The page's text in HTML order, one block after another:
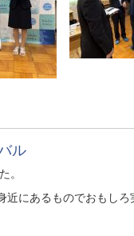
ル
。
近にあるものでおもしろ